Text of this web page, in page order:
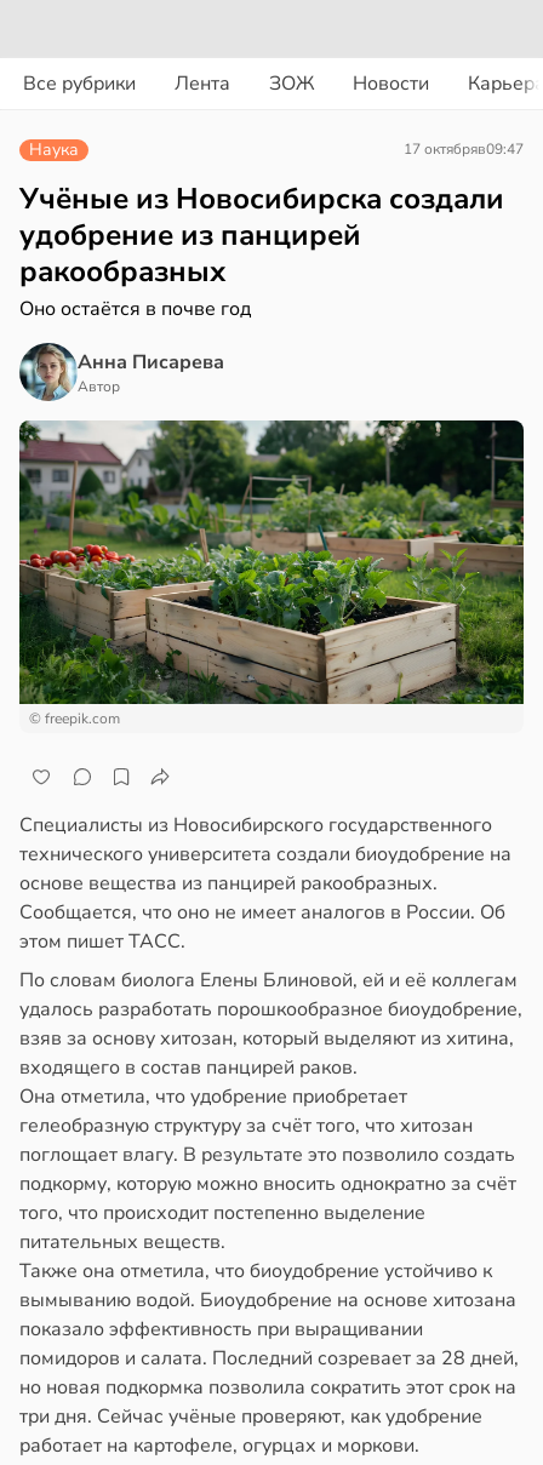
Все рубрики Лента ЗОЖ Новости
в19:49
в20:45
в20:41
в13:55
Наука 17 октябряв09:47
Учёные из Новосибирска создали
удобрение из панцирей
ракообразных
Оно остаётся в почве год
Анна Писарева
Автор
© freepik.com
Специалисты из Новосибирского государственного
технического университета создали биоудобрение на
основе вещества из панцирей ракообразных.
Сообщается, что оно не имеет аналогов в России. Об
этом пишет ТАСС.
По словам биолога Елены Блиновой, ей и её коллегам
удалось разработать порошкообразное биоудобрение,
взяв за основу хитозан, который выделяют из хитина,
входящего в состав панцирей раков.
Она отметила, что удобрение приобретает
гелеобразную структуру за счёт того, что хитозан
поглощает влагу. В результате это позволило создать
подкорму, которую можно вносить однократно за счёт
того, что происходит постепенно выделение
питательных веществ.
Также она отметила, что биоудобрение устойчиво к
вымыванию водой. Биоудобрение на основе хитозана
показало эффективность при выращивании
помидоров и салата. Последний созревает за 28 дней,
но новая подкормка позволила сократить этот срок на
три дня. Сейчас учёные проверяют, как удобрение
работает на картофеле, огурцах и моркови.
в21:42
в19:27
в17:21